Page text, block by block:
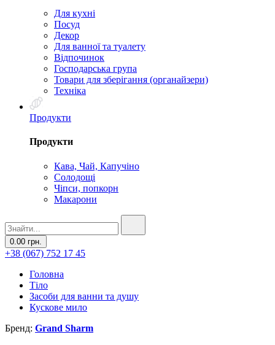
Для кухні
Посуд
Декор
Для ванної та туалету
Відпочинок
Господарська група
Товари для зберігання (органайзери)
Техніка
Продукти
Продукти
Кава, Чай, Капучіно
Солодощі
Чіпси, попкорн
Макарони
0.00 грн.
+38 (067) 752 17 45
Головна
Тіло
Засоби для ванни та душу
Кускове мило
Бренд: Grand Sharm